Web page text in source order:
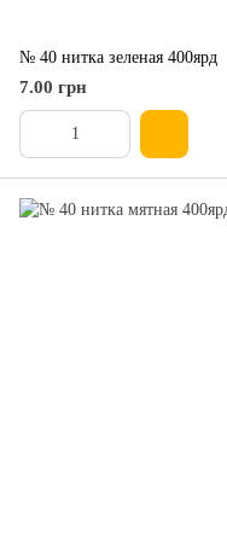
№ 40 нитка зеленая 400ярд
7.00 грн